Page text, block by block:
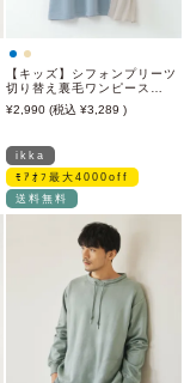
【キッズ】シフォンプリーツ
切り替え裏毛ワンピース
（100~160cm）
2,990 3,289
ikka
ﾓｱｵﾌ最大4000off
送料無料